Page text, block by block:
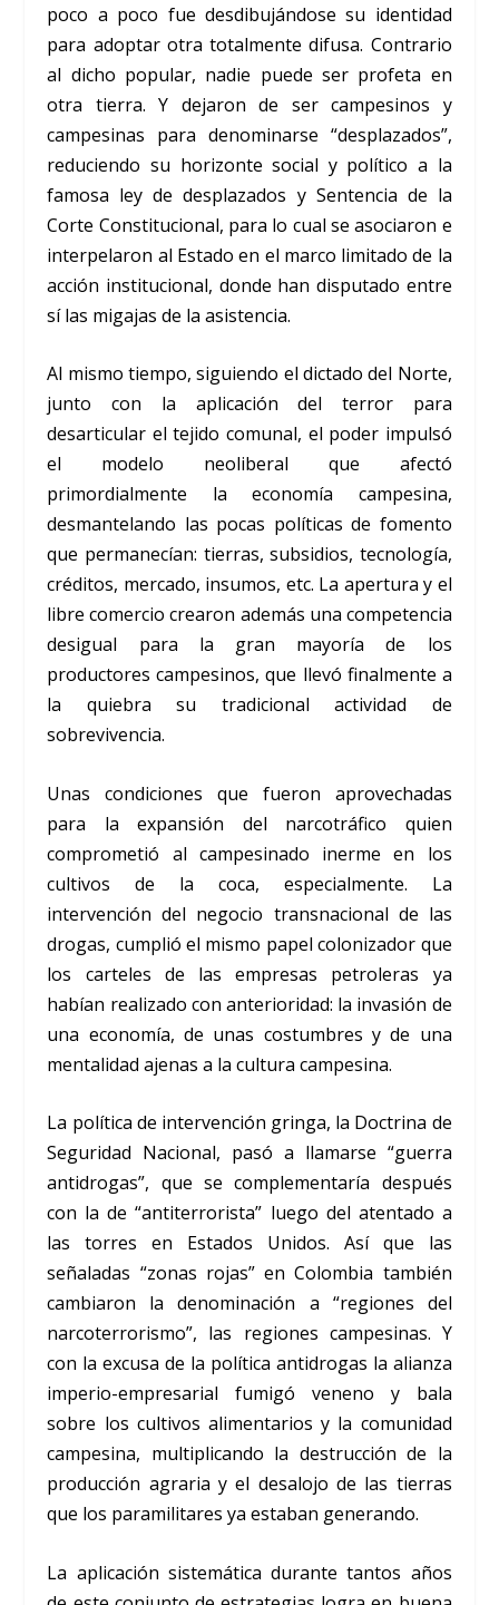
poco a poco fue desdibujándose su identidad
para adoptar otra totalmente difusa. Contrario
al dicho popular, nadie puede ser profeta en
otra tierra. Y dejaron de ser campesinos y
campesinas para denominarse “desplazados”,
reduciendo su horizonte social y político a la
famosa ley de desplazados y Sentencia de la
Corte Constitucional, para lo cual se asociaron e
interpelaron al Estado en el marco limitado de la
acción institucional, donde han disputado entre
sí las migajas de la asistencia.
Al mismo tiempo, siguiendo el dictado del Norte,
junto con la aplicación del terror para
desarticular el tejido comunal, el poder impulsó
el modelo neoliberal que afectó
primordialmente la economía campesina,
desmantelando las pocas políticas de fomento
que permanecían: tierras, subsidios, tecnología,
créditos, mercado, insumos, etc. La apertura y el
libre comercio crearon además una competencia
desigual para la gran mayoría de los
productores campesinos, que llevó finalmente a
la quiebra su tradicional actividad de
sobrevivencia.
Unas condiciones que fueron aprovechadas
para la expansión del narcotráfico quien
comprometió al campesinado inerme en los
cultivos de la coca, especialmente. La
intervención del negocio transnacional de las
drogas, cumplió el mismo papel colonizador que
los carteles de las empresas petroleras ya
habían realizado con anterioridad: la invasión de
una economía, de unas costumbres y de una
mentalidad ajenas a la cultura campesina.
La política de intervención gringa, la Doctrina de
Seguridad Nacional, pasó a llamarse “guerra
antidrogas”, que se complementaría después
con la de “antiterrorista” luego del atentado a
las torres en Estados Unidos. Así que las
señaladas “zonas rojas” en Colombia también
cambiaron la denominación a “regiones del
narcoterrorismo”, las regiones campesinas. Y
con la excusa de la política antidrogas la alianza
imperio-empresarial fumigó veneno y bala
sobre los cultivos alimentarios y la comunidad
campesina, multiplicando la destrucción de la
producción agraria y el desalojo de las tierras
que los paramilitares ya estaban generando.
La aplicación sistemática durante tantos años